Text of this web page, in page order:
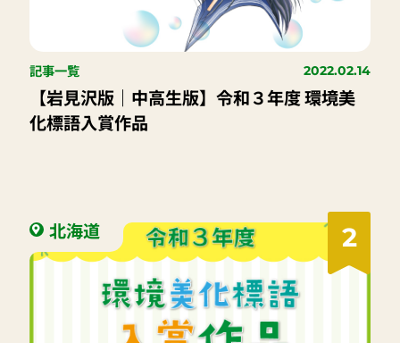
記事一覧 2022.02.14
【岩見沢版｜中高生版】令和３年度 環境美
化標語入賞作品
2
北海道